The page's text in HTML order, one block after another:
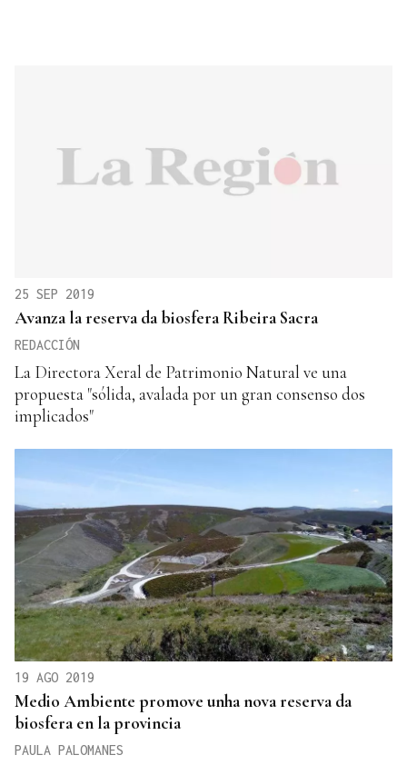
25 SEP 2019
Avanza la reserva da biosfera Ribeira Sacra
REDACCIÓN
La Directora Xeral de Patrimonio Natural ve una
propuesta "sólida, avalada por un gran consenso dos
implicados"
19 AGO 2019
Medio Ambiente promove unha nova reserva da
biosfera en la provincia
PAULA PALOMANES